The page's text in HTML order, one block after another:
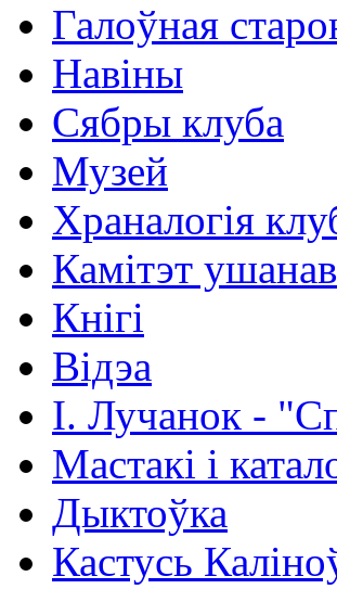
Галоўная
Навіны
Сябры клуба
Музей
Храналогія
Камітэт
Кнігі
Відэа
І. Лучанок -
Мастакі i
Дыктоўка
Кастусь